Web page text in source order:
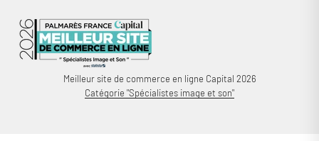
Meilleur site de commerce en ligne Capital 2026
Catégorie "Spécialistes image et son"